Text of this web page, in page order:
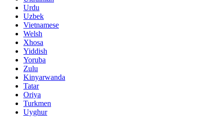
Urdu
Uzbek
Vietnamese
Welsh
Xhosa
Yiddish
Yoruba
Zulu
Kinyarwanda
Tatar
Oriya
Turkmen
Uyghur